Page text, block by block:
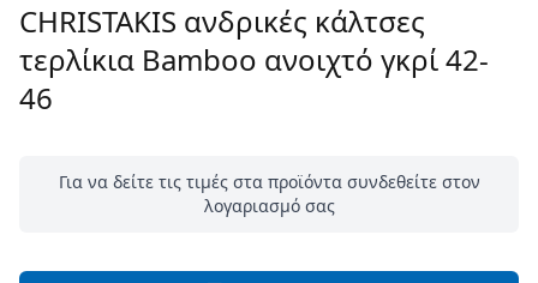
CHRISTAKIS ανδρικές κάλτσες
τερλίκια Βamboo ανοιχτό γκρί 42-
46
Για να δείτε τις τιμές στα προϊόντα συνδεθείτε στον
λογαριασμό σας